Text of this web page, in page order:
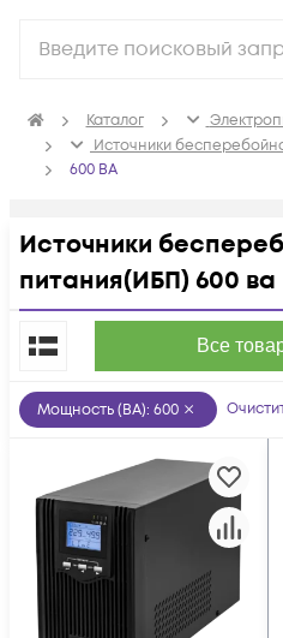
Каталог
Источники
600 ВА
Источники
питания(ИБП) 600 ва
Все
По популярности
Мощность (ВА): 600